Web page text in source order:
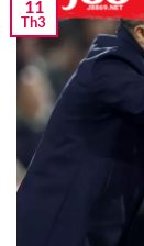
11
Th3